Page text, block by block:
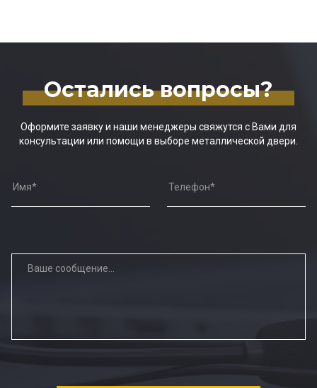
Остались вопросы?
Оформите заявку и наши менеджеры свяжутся с Вами для
консультации или помощи в выборе металлической двери.